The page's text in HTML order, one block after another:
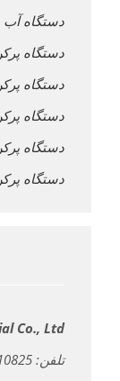
دستگاه آب
دستگاه
دستگاه
دستگاه
دستگاه
دستگاه
Co., Ltd.
تلفن: 34710825-21-86+